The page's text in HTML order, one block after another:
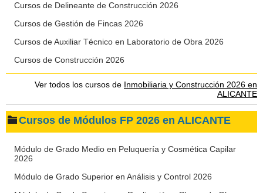
Cursos de Delineante de Construcción 2026
Cursos de Gestión de Fincas 2026
Cursos de Auxiliar Técnico en Laboratorio de Obra 2026
Cursos de Construcción 2026
Ver todos los cursos de Inmobiliaria y Construcción 2026 en
ALICANTE
Cursos de Módulos FP 2026 en ALICANTE
Módulo de Grado Medio en Peluquería y Cosmética Capilar
2026
Módulo de Grado Superior en Análisis y Control 2026